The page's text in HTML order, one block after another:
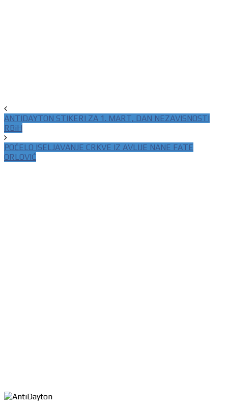
ANTIDAYTON STIKERI ZA 1. MART, DAN NEZAVISNOSTI
RBiH
POČELO ISELJAVANJE CRKVE IZ AVLIJE NANE FATE
ORLOVIĆ